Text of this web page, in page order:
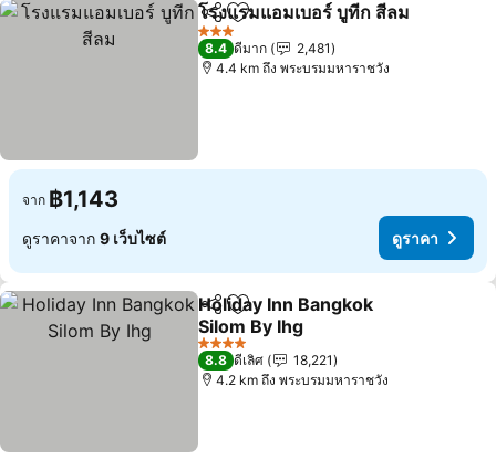
แชร์ เพิ่มในรายการโปรด
โรงแรมแอมเบอร์ บูทีก สีลม
3 ดาว
8.4 ดีมาก
2,481
4.4 km ถึง พระบรมมหาราชวัง
จาก ฿1,143
ดูราคาจาก 9 เว็บไซต์ ดูราคา
แชร์ เพิ่มในรายการโปรด
Holiday Inn Bangkok
Silom By Ihg
4 ดาว
8.8 ดีเลิศ
18,221
4.2 km ถึง พระบรมมหาราชวัง